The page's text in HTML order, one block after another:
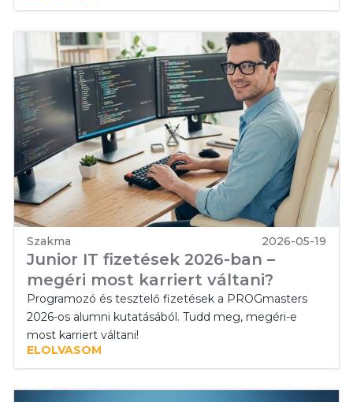
Szakma 2026-05-19
Junior IT fizetések 2026-ban –
megéri most karriert váltani?
Programozó és tesztelő fizetések a PROGmasters
2026-os alumni kutatásából. Tudd meg, megéri-e
most karriert váltani!
ELOLVASOM